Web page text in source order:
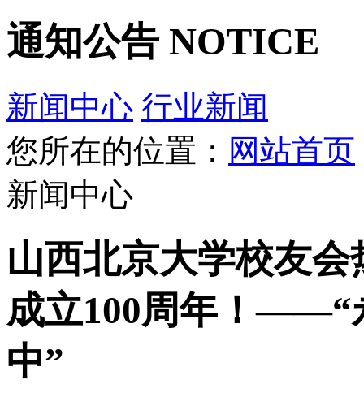
通知公告 NOTICE
新闻中心 行业新闻
您所在的位置： 网站首页
新闻中心
山西北京大学校友
成立100周年！——“
中”